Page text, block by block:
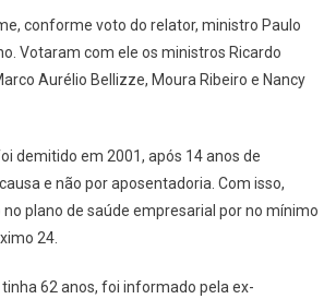
conforme voto do relator, ministro Paulo
Votaram com ele os ministros Ricardo
Aurélio Bellizze, Moura Ribeiro e Nancy
demitido em 2001, após 14 anos de
e não por aposentadoria. Com isso,
plano de saúde empresarial por no mínimo
24.
tinha 62 anos, foi informado pela ex-